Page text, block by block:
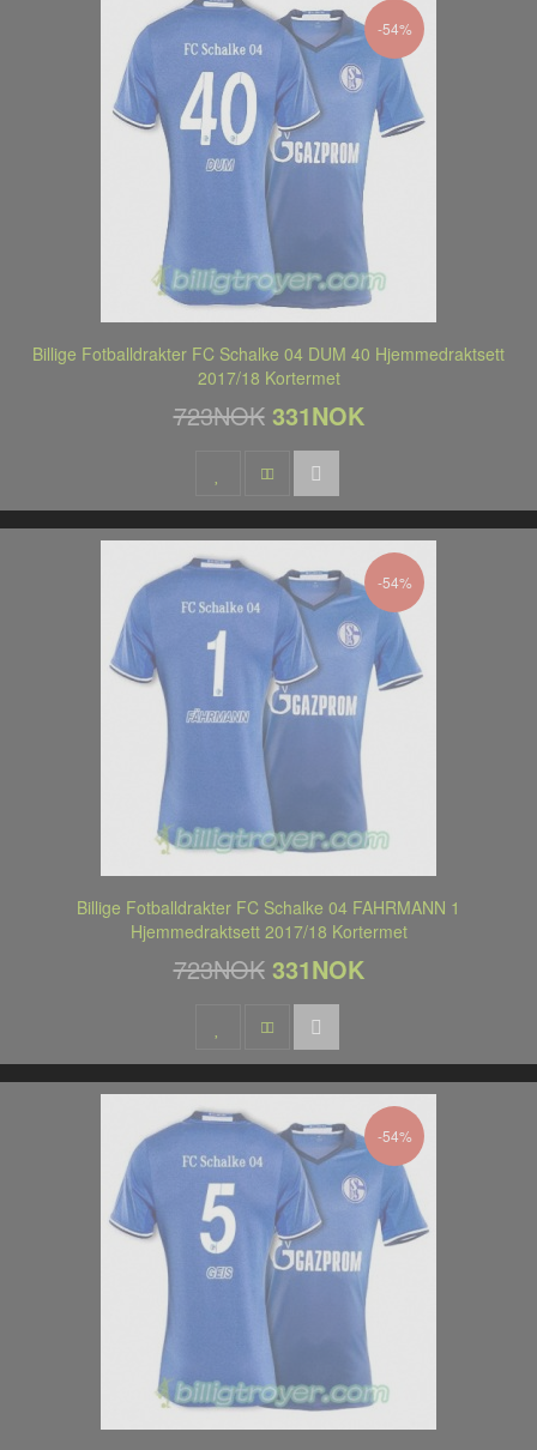
-54%
Billige Fotballdrakter FC Schalke 04 DUM 40 Hjemmedraktsett
2017/18 Kortermet
723NOK 331NOK
-54%
Billige Fotballdrakter FC Schalke 04 FAHRMANN 1
Hjemmedraktsett 2017/18 Kortermet
723NOK 331NOK
-54%